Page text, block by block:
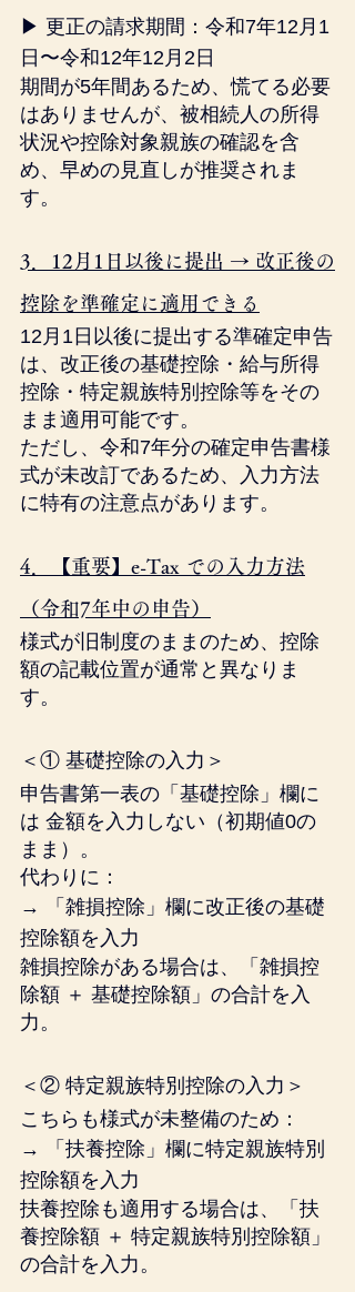
▶ 更正の請求期間：令和7年12月1
日〜令和12年12月2日
期間が5年間あるため、慌てる必要
はありませんが、被相続人の所得
状況や控除対象親族の確認を含
め、早めの見直しが推奨されま
す。
3．12月1日以後に提出 → 改正後の
控除を準確定に適用できる
12月1日以後に提出する準確定申告
は、改正後の基礎控除・給与所得
控除・特定親族特別控除等をその
まま適用可能です。
ただし、令和7年分の確定申告書様
式が未改訂であるため、入力方法
に特有の注意点があります。
4．【重要】e-Tax での入力方法
（令和7年中の申告）
様式が旧制度のままのため、控除
額の記載位置が通常と異なりま
す。
＜① 基礎控除の入力＞
申告書第一表の「基礎控除」欄に
は 金額を入力しない（初期値0の
まま）。
代わりに：
→ 「雑損控除」欄に改正後の基礎
控除額を入力
雑損控除がある場合は、「雑損控
除額 ＋ 基礎控除額」の合計を入
力。
＜② 特定親族特別控除の入力＞
こちらも様式が未整備のため：
→ 「扶養控除」欄に特定親族特別
控除額を入力
扶養控除も適用する場合は、「扶
養控除額 ＋ 特定親族特別控除額」
の合計を入力。